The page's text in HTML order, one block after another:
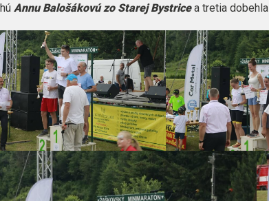
Annu Balošákovú zo Starej Bystricea tretia dobehla